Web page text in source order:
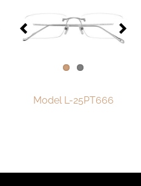
Model L-25PT666